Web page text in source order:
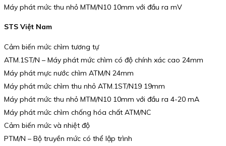
Máy phát mức thu nhỏ MTM/N10 10mm với đầu ra mV
STS Việt Nam
Cảm biến mức chìm tương tự
ATM.1ST/N – Máy phát mức chìm có độ chính xác cao 24mm
Máy phát mực nước chìm ATM/N 24mm
Máy phát mức chìm thu nhỏ ATM.1ST/N19 19mm
Máy phát mức thu nhỏ MTM/N10 10mm với đầu ra 4-20 mA
Máy phát mức chìm chống hóa chất ATM/NC
Cảm biến mức và nhiệt độ
PTM/N – Bộ truyền mức có thể lập trình